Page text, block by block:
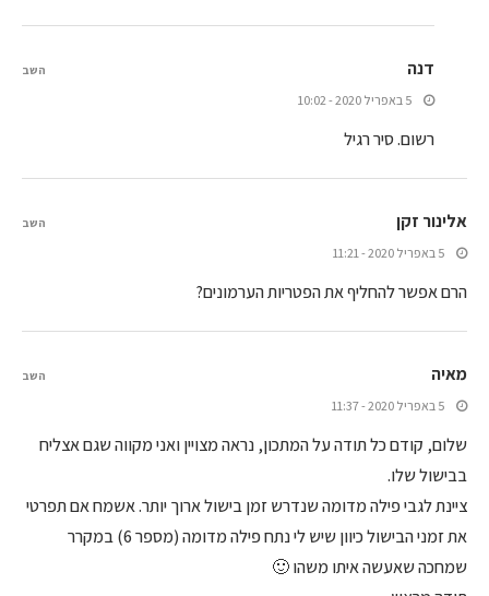
דנה
5 באפריל 2020 - 10:02
רשום. סיר רגיל
השב
אלינור זקן
5 באפריל 2020 - 11:21
הרם אפשר להחליף את הפטריות הערמונים?
השב
מאיה
5 באפריל 2020 - 11:37
שלום, קודם כל תודה על המתכון, נראה מצויין ואני מקווה שגם אצליח
בבישול שלו.
ציינת לגבי פילה מדומה שנדרש זמן בישול ארוך יותר. אשמח אם תפרטי
את זמני הבישול כיוון שיש לי נתח פילה מדומה (מספר 6) במקרר
שמחכה שאעשה איתו משהו 🙂
השב